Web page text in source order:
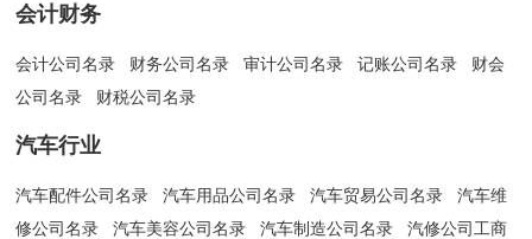
会计财务
会计公司名录 财务公司名录 审计公司名录 记账公司名录
财会
公司名录
财税公司名录
汽车行业
汽车配件公司名录 汽车用品公司名录 汽车贸易公司名录
汽车维
修公司名录
汽车美容公司名录 汽车制造公司名录
汽修公司工商